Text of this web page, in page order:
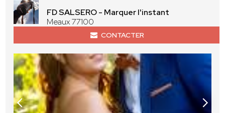
FD SALSERO - Marquer l'instant
Meaux 77100
CONTACTER